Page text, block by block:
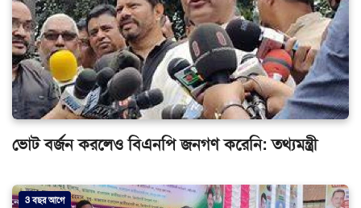
ভোট বর্জন করলেও বিএনপি জনগণ করেনি: তথ্যমন্ত্রী
3 বছর আগে